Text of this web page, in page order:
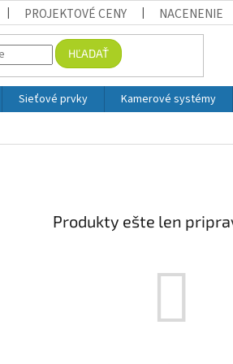
PROJEKTOVÉ CENY NACENENIE
HĽADAŤ
Sieťové prvky Kamerové systémy
Produkty ešte len